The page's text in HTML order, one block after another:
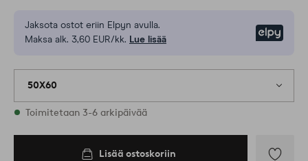
Jaksota ostot eriin Elpyn avulla.
Maksa alk. 3,60 EUR/kk. Lue lisää
50X60
Varastossa
Toimitetaan 3-6 arkipäivää
Lisää ostoskoriin